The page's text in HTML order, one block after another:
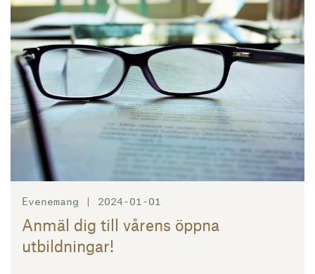
Evenemang | 2024-01-01
Anmäl dig till vårens öppna
utbildningar!
Läs mer